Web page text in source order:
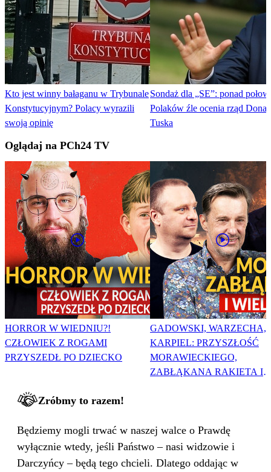
Kto jest winny bałaganu w Trybunale
Konstytucyjnym? Polacy wyrazili
swoją opinię
Sondaż dla „SE”: ponad
Polaków źle ocenia rząd
Tuska
Oglądaj na PCh24 TV
HORROR W WIEDNIU?!
CZŁOWIEK Z ROGAMI
PRZYSZEDŁ PO DZIECKO
GADOWSKI, WARZECHA,
KARPIEL: PRZYSZŁOŚĆ
MORAWIECKIEGO,
ZABŁĄKANA RAKIETA I
Zróbmy to razem!
Będziemy mogli trwać w naszej walce o Prawdę
wyłącznie wtedy, jeśli Państwo – nasi widzowie i
Darczyńcy – będą tego chcieli. Dlatego oddając w